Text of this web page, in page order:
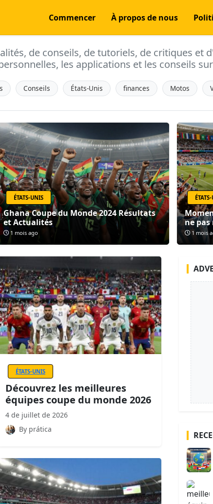
Commencer À propos de nous
de conseils, de tutoriels, de critiques et
les applications et les conseils
Conseils États-Unis finances Motos
ÉTATS-UNIS
Ghana Coupe du Monde 2024 Résultats
et Actualités
1 mois ago
ne
1 mois
ÉTATS-UNIS
Découvrez les meilleures
équipes coupe du monde 2026
4 de juillet de 2026
By prática